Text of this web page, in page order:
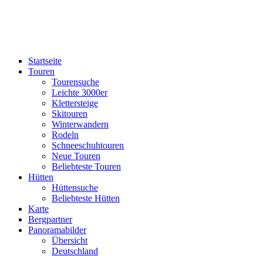
Startseite
Touren
Tourensuche
Leichte 3000er
Klettersteige
Skitouren
Winterwandern
Rodeln
Schneeschuhtouren
Neue Touren
Beliebteste Touren
Hütten
Hüttensuche
Beliebteste Hütten
Karte
Bergpartner
Panoramabilder
Übersicht
Deutschland